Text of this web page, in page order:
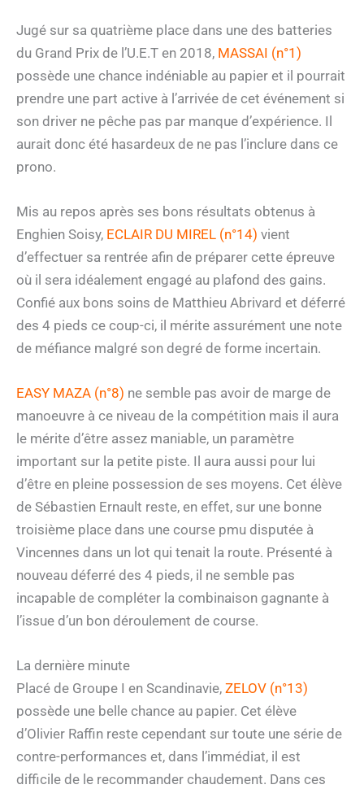
Jugé sur sa quatrième place dans une des batteries
du Grand Prix de l’U.E.T en 2018, MASSAI (n°1)
possède une chance indéniable au papier et il pourrait
prendre une part active à l’arrivée de cet événement si
son driver ne pêche pas par manque d’expérience. Il
aurait donc été hasardeux de ne pas l’inclure dans ce
prono.
Mis au repos après ses bons résultats obtenus à
Enghien Soisy, ECLAIR DU MIREL (n°14) vient
d’effectuer sa rentrée afin de préparer cette épreuve
où il sera idéalement engagé au plafond des gains.
Confié aux bons soins de Matthieu Abrivard et déferré
des 4 pieds ce coup-ci, il mérite assurément une note
de méfiance malgré son degré de forme incertain.
EASY MAZA (n°8) ne semble pas avoir de marge de
manoeuvre à ce niveau de la compétition mais il aura
le mérite d’être assez maniable, un paramètre
important sur la petite piste. Il aura aussi pour lui
d’être en pleine possession de ses moyens. Cet élève
de Sébastien Ernault reste, en effet, sur une bonne
troisième place dans une course pmu disputée à
Vincennes dans un lot qui tenait la route. Présenté à
nouveau déferré des 4 pieds, il ne semble pas
incapable de compléter la combinaison gagnante à
l’issue d’un bon déroulement de course.
La dernière minute
Placé de Groupe I en Scandinavie, ZELOV (n°13)
possède une belle chance au papier. Cet élève
d’Olivier Raffin reste cependant sur toute une série de
contre-performances et, dans l’immédiat, il est
difficile de le recommander chaudement. Dans ces